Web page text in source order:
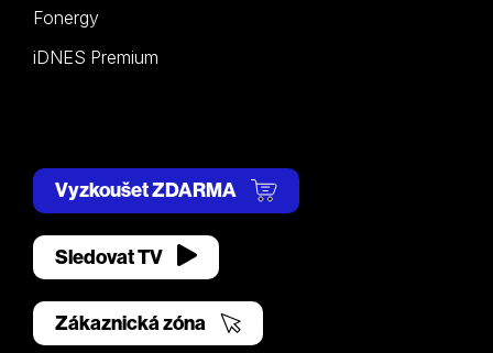
Fonergy
iDNES Premium
Vyzkoušet ZDARMA
Sledovat TV
Zákaznická zóna